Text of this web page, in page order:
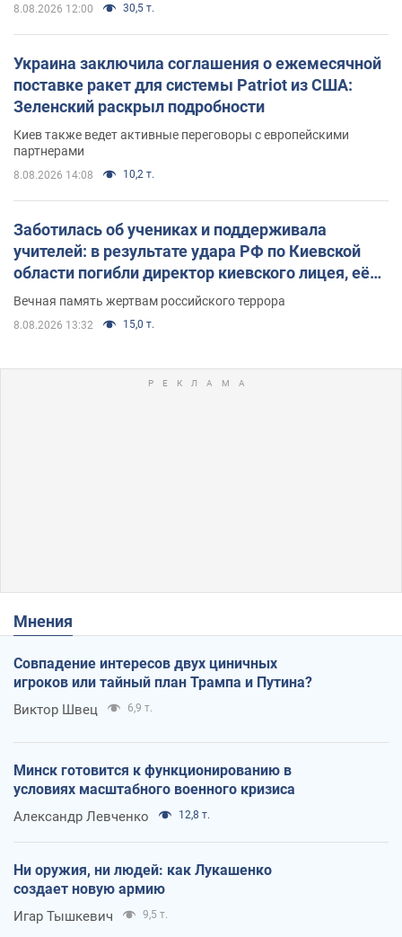
8.08.2026 12:00 30,5 т.
Украина заключила соглашения о ежемесячной
поставке ракет для системы Patriot из США:
Зеленский раскрыл подробности
Киев также ведет активные переговоры с европейскими
партнерами
8.08.2026 14:08 10,2 т.
Заботилась об учениках и поддерживала
учителей: в результате удара РФ по Киевской
области погибли директор киевского лицея, её
муж и внук
Вечная память жертвам российского террора
8.08.2026 13:32 15,0 т.
Мнения
Совпадение интересов двух циничных
игроков или тайный план Трампа и Путина?
Виктор Швец 6,9 т.
Минск готовится к функционированию в
условиях масштабного военного кризиса
Александр Левченко 12,8 т.
Ни оружия, ни людей: как Лукашенко
создает новую армию
Игар Тышкевич 9,5 т.